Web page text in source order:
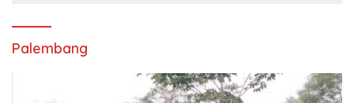
Palembang